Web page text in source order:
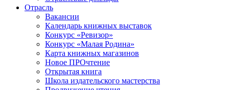
Отрасль
Вакансии
Календарь книжных выставок
Конкурс «Ревизор»
Конкурс «Малая Родина»
Карта книжных магазинов
Новое ПРОчтение
Открытая книга
Школа издательского мастерства